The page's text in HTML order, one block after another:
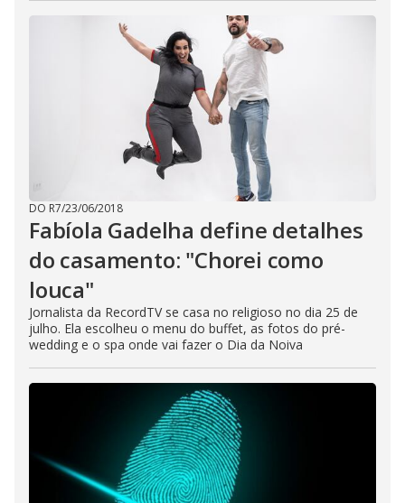
DO R7/23/06/2018
Fabíola Gadelha define detalhes
do casamento: "Chorei como
louca"
Jornalista da RecordTV se casa no religioso no dia 25 de
julho. Ela escolheu o menu do buffet, as fotos do pré-
wedding e o spa onde vai fazer o Dia da Noiva